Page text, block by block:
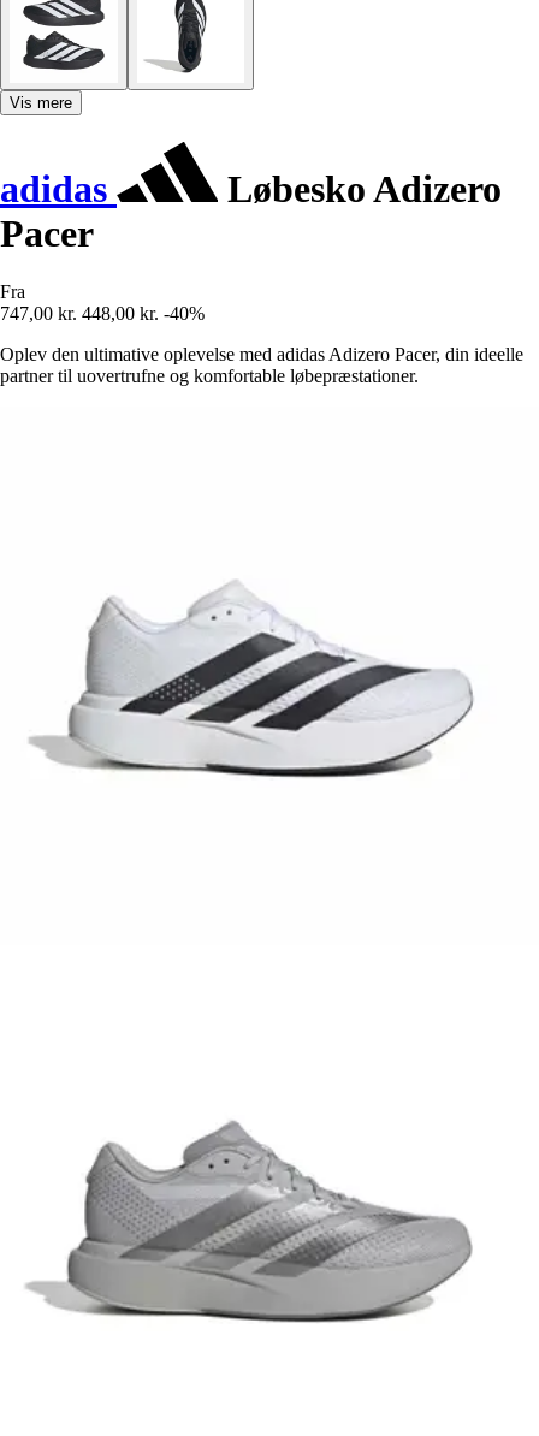
Vis mere
adidas
Løbesko Adizero
Pacer
Fra
747,00 kr. 448,00 kr. -40%
Oplev den ultimative oplevelse med adidas Adizero Pacer, din ideelle
partner til uovertrufne og komfortable løbepræstationer.